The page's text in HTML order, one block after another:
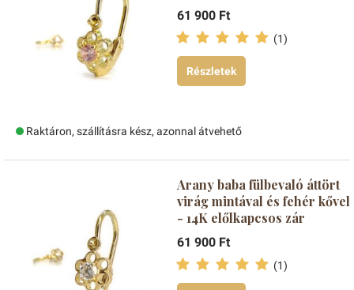
61 900 Ft
(1)
Részletek
Raktáron, szállításra kész, azonnal átvehető
Arany baba fülbevaló áttört
virág mintával és fehér kővel
- 14K előlkapcsos zár
61 900 Ft
(1)